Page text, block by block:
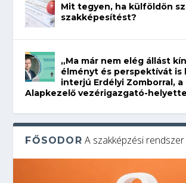
Mit tegyen, ha külföldön
szakképesítést?
„Ma már nem elég állást
élményt és perspektívát is
interjú Erdélyi Zomborral, a
Alapkezelő vezérigazgató-
FŐSODOR A szakképzési